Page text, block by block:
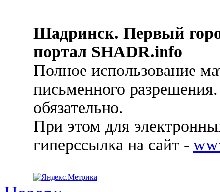
Шадринск. Первый
портал SHADR.info
Полное использование
письменного
обязательно.
При этом для
гиперссылка на сайт -